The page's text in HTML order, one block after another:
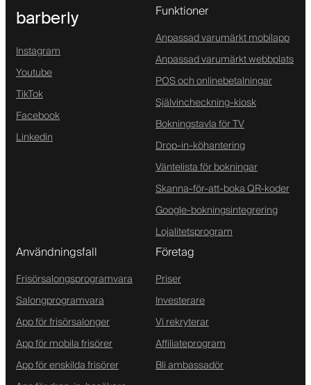
barberly
Instagram
Youtube
TikTok
Facebook
Linkedin
Funktioner
Anpassad varumärkt mobilapp
Anpassad varumärkt webbplats
POS och onlinebetalningar
Självincheckning-kiosk
Bokningstavla för TV
Drop-in-köhantering
Väntelista för bokningar
Skanna-för-att-boka QR-koder
Google-bokningsintegrering
Lojalitetsprogram
Användningsfall
Frisörsalongsprogramvara
Salongprogramvara
App för frisörsalonger
App för mobila frisörer
App för enskilda frisörer
Företag
Priser
Investerare
Vi rekryterar
Affiliateprogram
Bli ambassadör